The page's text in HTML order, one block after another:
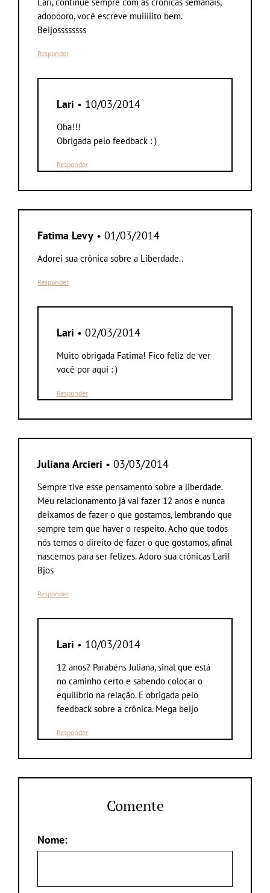
adooooro, você escreve muiiiiito bem.
Beijossssssss
Responder
Lari • 10/03/2014
Oba!!!
Obrigada pelo feedback : )
Responder
Fatima Levy • 01/03/2014
Adorei sua crônica sobre a Liberdade..
Responder
Lari • 02/03/2014
Muito obrigada Fatima! Fico feliz de ver
você por aqui : )
Responder
Juliana Arcieri • 03/03/2014
Sempre tive esse pensamento sobre a liberdade.
Meu relacionamento já vai fazer 12 anos e nunca
deixamos de fazer o que gostamos, lembrando que
sempre tem que haver o respeito. Acho que todos
nós temos o direito de fazer o que gostamos, afinal
nascemos para ser felizes. Adoro sua crônicas Lari!
Bjos
Responder
Lari • 10/03/2014
12 anos? Parabéns Juliana, sinal que está
no caminho certo e sabendo colocar o
equilíbrio na relação. E obrigada pelo
feedback sobre a crônica. Mega beijo
Responder
Comente
Nome: